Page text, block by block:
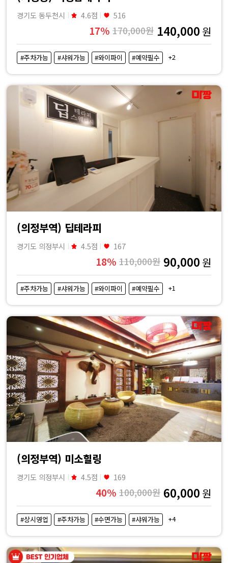
경기도 동두천시 4.6점 516
17% 170,000원 140,000 원
#주차가능 #샤워가능 #와이파이 #예약필수 +2
(의정부역) 딥테라피
경기도 의정부시 4.5점 167
18% 110,000원 90,000 원
#주차가능 #샤워가능 #와이파이 #예약필수 +1
(의정부역) 미소힐링
경기도 의정부시 4.5점 169
40% 100,000원 60,000 원
#상시영업 #주차가능 #수면가능 #샤워가능 +4